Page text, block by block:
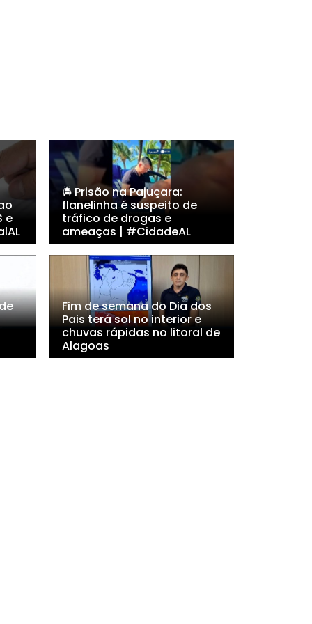
e
🚔 Prisão na Pajuçara:
flanelinha é suspeito de
tráfico de drogas e
ameaças | #CidadeAL
Fim de semana do Dia dos
Pais terá sol no interior e
chuvas rápidas no litoral de
Alagoas